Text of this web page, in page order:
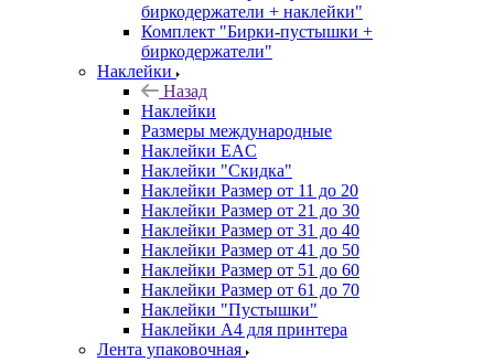
биркодержатели + наклейки"
Комплект "Бирки-пустышки +
биркодержатели"
Наклейки
Назад
Наклейки
Размеры международные
Наклейки EAC
Наклейки "Скидка"
Наклейки Размер от 11 до 20
Наклейки Размер от 21 до 30
Наклейки Размер от 31 до 40
Наклейки Размер от 41 до 50
Наклейки Размер от 51 до 60
Наклейки Размер от 61 до 70
Наклейки "Пустышки"
Наклейки А4 для принтера
Лента упаковочная